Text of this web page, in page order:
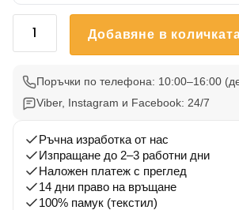
количество
надпис
добрата
баба
главно
Добавяне в
Поръчки по телефона: 10:00–16:00
Viber, Instagram и Facebook: 24/7
Ръчна изработка от нас
Изпращане до 2–3 работни дни
Наложен платеж с преглед
14 дни право на връщане
100% памук (текстил)